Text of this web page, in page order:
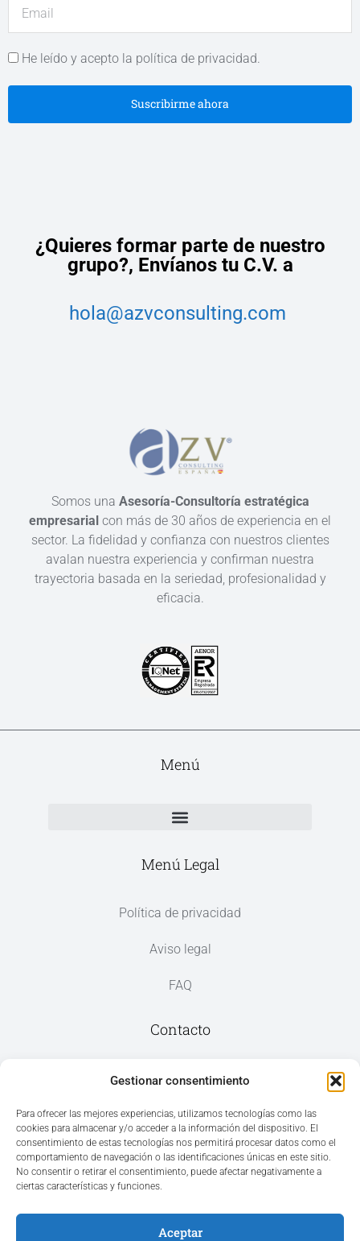
Gestionar consentimiento
Para ofrecer las mejores experiencias, utilizamos tecnologías como las
cookies para almacenar y/o acceder a la información del dispositivo. El
consentimiento de estas tecnologías nos permitirá procesar datos como el
comportamiento de navegación o las identificaciones únicas en este sitio.
No consentir o retirar el consentimiento, puede afectar negativamente a
ciertas características y funciones.
Aceptar
He leído y acepto la política de privacidad.
Suscribirme ahora
¿Quieres formar parte de nuestro
grupo?, Envíanos tu C.V. a
hola@azvconsulting.com
Somos una Asesoría-Consultoría estratégica
empresarial con más de 30 años de experiencia en el
sector. La fidelidad y confianza con nuestros clientes
avalan nuestra experiencia y confirman nuestra
trayectoria basada en la seriedad, profesionalidad y
eficacia.
Menú
Menú Legal
Política de privacidad
Aviso legal
FAQ
Contacto
Av. del Mar, 59, 03187 Los Montesinos,
+34 965 207 262
hola@azvconsulting.com